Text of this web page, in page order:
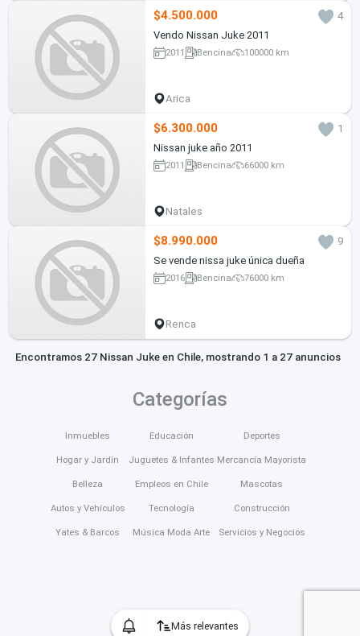
Más relevantes
$4.500.000
4
Vendo Nissan Juke 2011
2011 Bencina 100000 km
Arica
$6.300.000
1
Nissan juke año 2011
2011 Bencina 66000 km
Natales
$8.990.000
9
Se vende nissa juke única dueña
2016 Bencina 76000 km
Renca
Encontramos 27 Nissan Juke en Chile, mostrando 1 a 27 anuncios
Categorías
Inmuebles
Hogar y Jardín
Belleza
Autos y Vehículos
Yates & Barcos
Educación
Juguetes & Infantes
Empleos en Chile
Tecnología
Música Moda Arte
Deportes
Mercancía Mayorista
Mascotas
Construcción
Servicios y Negocios